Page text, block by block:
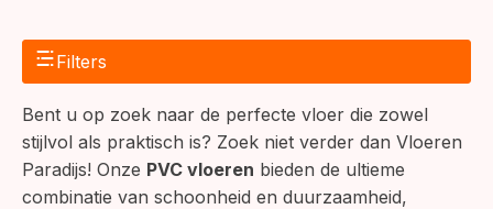
Filters
Bent u op zoek naar de perfecte vloer die zowel
stijlvol als praktisch is? Zoek niet verder dan Vloeren
Paradijs! Onze PVC vloeren bieden de ultieme
combinatie van schoonheid en duurzaamheid,